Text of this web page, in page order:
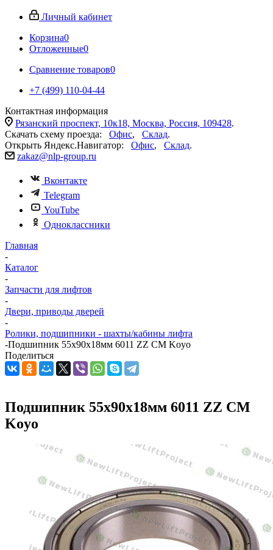
Личный кабинет
Корзина0
Отложенные0
Сравнение товаров0
+7 (499) 110-04-44
Контактная информация
Рязанский проспект, 10к18, Москва, Россия, 109428.
Скачать схему проезда: Офис, Склад.
Открыть Яндекс.Навигатор: Офис, Склад.
zakaz@nlp-group.ru
Вконтакте
Telegram
YouTube
Одноклассники
Главная
-
Каталог
-
Запчасти для лифтов
-
Двери, приводы дверей
-
Ролики, подшипники - шахты/кабины лифта
-Подшипник 55х90х18мм 6011 ZZ CM Koyo
Поделиться
Подшипник 55х90х18мм 6011 ZZ CM
Koyo